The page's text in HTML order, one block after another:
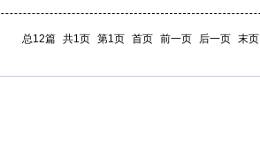
总12篇 共1页 第1页 首页 前一页 后一页 末页